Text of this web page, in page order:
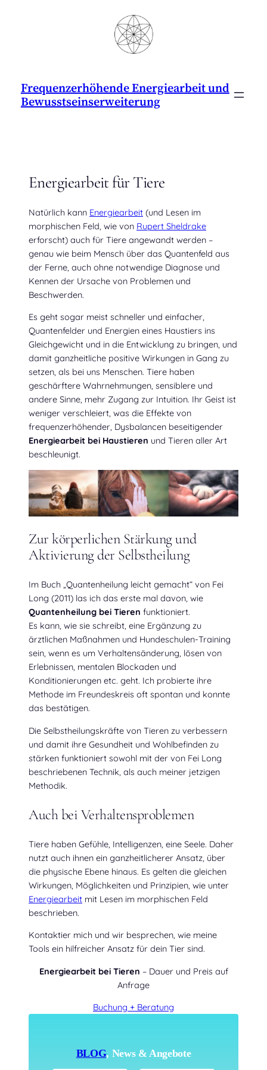
Frequenzerhöhende Energiearbeit und
Bewusstseinserweiterung
Energiearbeit für Tiere
Natürlich kann Energiearbeit (und Lesen im
morphischen Feld, wie von Rupert Sheldrake
erforscht) auch für Tiere angewandt werden –
genau wie beim Mensch über das Quantenfeld aus
der Ferne, auch ohne notwendige Diagnose und
Kennen der Ursache von Problemen und
Beschwerden.
Es geht sogar meist schneller und einfacher,
Quantenfelder und Energien eines Haustiers ins
Gleichgewicht und in die Entwicklung zu bringen, und
damit ganzheitliche positive Wirkungen in Gang zu
setzen, als bei uns Menschen. Tiere haben
geschärftere Wahrnehmungen, sensiblere und
andere Sinne, mehr Zugang zur Intuition. Ihr Geist ist
weniger verschleiert, was die Effekte von
frequenzerhöhender, Dysbalancen beseitigender
Energiearbeit bei Haustieren und Tieren aller Art
beschleunigt.
Zur körperlichen Stärkung und
Aktivierung der Selbstheilung
Im Buch „Quantenheilung leicht gemacht“ von Fei
Long (2011) las ich das erste mal davon, wie
Quantenheilung bei Tieren funktioniert.
Es kann, wie sie schreibt, eine Ergänzung zu
ärztlichen Maßnahmen und Hundeschulen-Training
sein, wenn es um Verhaltensänderung, lösen von
Erlebnissen, mentalen Blockaden und
Konditionierungen etc. geht. Ich probierte ihre
Methode im Freundeskreis oft spontan und konnte
das bestätigen.
Die Selbstheilungskräfte von Tieren zu verbessern
und damit ihre Gesundheit und Wohlbefinden zu
stärken funktioniert sowohl mit der von Fei Long
beschriebenen Technik, als auch meiner jetzigen
Methodik.
Auch bei Verhaltensproblemen
Tiere haben Gefühle, Intelligenzen, eine Seele. Daher
nutzt auch ihnen ein ganzheitlicherer Ansatz, über
die physische Ebene hinaus. Es gelten die gleichen
Wirkungen, Möglichkeiten und Prinzipien, wie unter
Energiearbeit mit Lesen im morphischen Feld
beschrieben.
Kontaktier mich und wir besprechen, wie meine
Tools ein hilfreicher Ansatz für dein Tier sind.
Energiearbeit bei Tieren – Dauer und Preis auf
Anfrage
Buchung + Beratung
BLOG, News & Angebote